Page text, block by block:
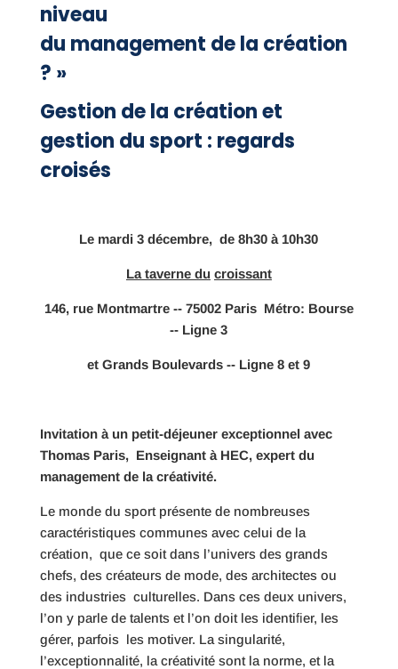
niveau
du management de la création
? »
Gestion de la créationet
gestion du sport : regards
croisés
Le mardi 3 décembre, de8h30à 10h30
La taverne du croissant
146, rue Montmartre -­‐ 75002 Paris Métro: Bourse
-­‐ Ligne 3
etGrands Boulevards-­‐ Ligne8 et 9
Invitation à un petit-­déjeuner exceptionnel avec
Thomas Paris, Enseignant à HEC, expert du
management de la créativité.
Le monde du sport présente de nombreuses
caractéristiques communes avec celui de la
création, que ce soit dans l’univers des grands
chefs, des créateurs de mode, des architectes ou
des industries culturelles. Dans ces deux univers,
l’on y parle de talents et l’on doit les identiﬁer, les
gérer, parfois les motiver. La singularité,
l’exceptionnalité, la créativité sont la norme, et la